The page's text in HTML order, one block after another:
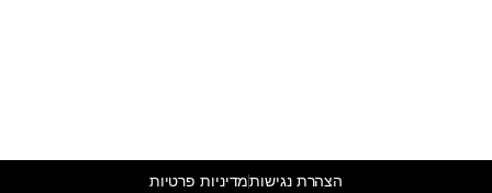
מדיניות פרטיותהצהרת נגישות